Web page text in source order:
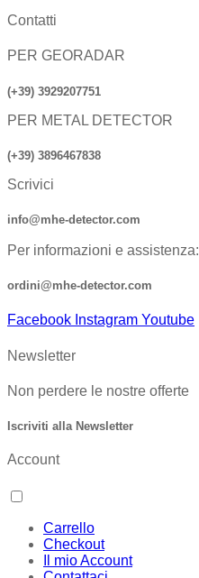
Contatti
PER GEORADAR
(+39) 3929207751
PER METAL DETECTOR
(+39) 3896467838
Scrivici
info@mhe-detector.com
Per informazioni e assistenza:
ordini@mhe-detector.com
Facebook Instagram Youtube
Newsletter
Non perdere le nostre offerte
Iscriviti alla Newsletter
Account
Carrello
Checkout
Il mio Account